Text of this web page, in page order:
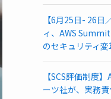
【6月25日- 26日
ィ、AWS
のセキュリティ
【SCS評価制度
ーツ社が、実務